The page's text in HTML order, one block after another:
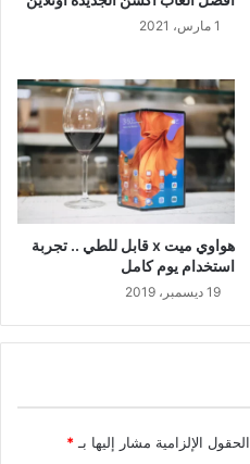
1 مارس، 2021
هواوي ميت x قابل للطي .. تجربة
استخدام يوم كامل
19 ديسمبر، 2019
الحقول الإلزامية مشار إليها بـ *